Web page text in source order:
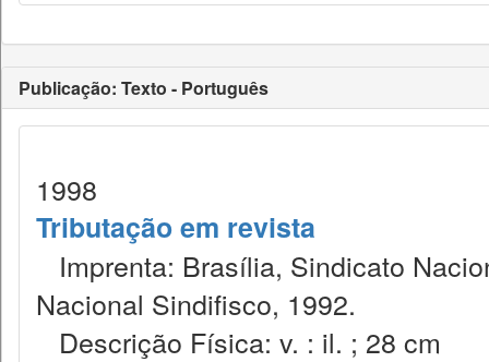
Publicação: Texto - Português
1998
Tributação em revista
Imprenta: Brasília, Sindicato
Nacional Sindifisco, 1992.
Descrição Física: v. : il. ; 28 cm